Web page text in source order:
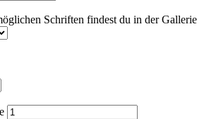
Schriften findest du in der Gallerie